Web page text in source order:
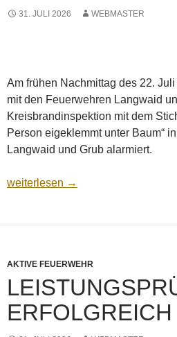
31. JULI 2026 WEBMASTER
Am frühen Nachmittag des 22.
mit den Feuerwehren Langwaid
Kreisbrandinspektion mit dem
Person eigeklemmt unter Baum“
Langwaid und Grub alarmiert.
Erster Einsatz für unser HLF20
weiterlesen →
AKTIVE FEUERWEHR